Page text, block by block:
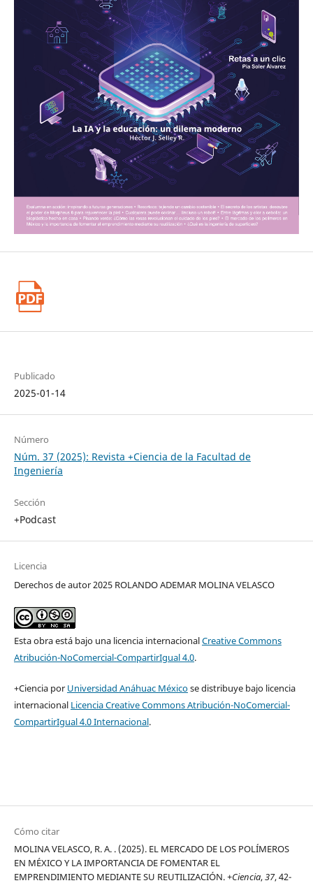
Publicado
2025-01-14
Número
Núm. 37 (2025): Revista +Ciencia de la Facultad de
Ingeniería
Sección
+Podcast
Licencia
Derechos de autor 2025 ROLANDO ADEMAR MOLINA VELASCO
Esta obra está bajo una licencia internacionalCreative Commons
Atribución-NoComercial-CompartirIgual 4.0.
+Ciencia por Universidad Anáhuac Méxicose distribuye bajo licencia
internacional Licencia Creative Commons Atribución-NoComercial-
CompartirIgual 4.0 Internacional.
Cómo citar
MOLINA VELASCO, R. A. . (2025). EL MERCADO DE LOS POLÍMEROS
EN MÉXICO Y LA IMPORTANCIA DE FOMENTAR EL
EMPRENDIMIENTO MEDIANTE SU REUTILIZACIÓN.+Ciencia,37, 42-